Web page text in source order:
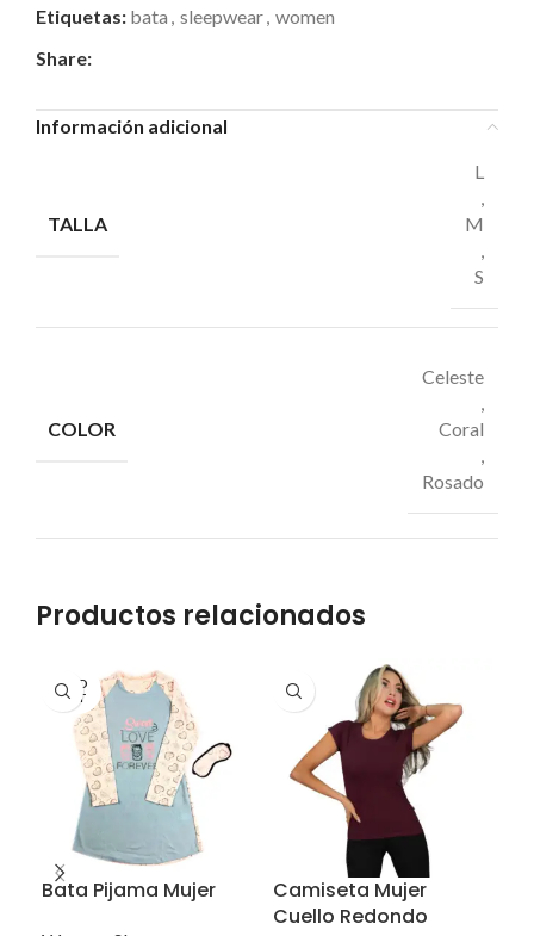
Etiquetas: bata , sleepwear, women
Share:
Información adicional
TALLA
L
,
M
,
S
COLOR
Celeste
,
Coral
,
Rosado
Productos relacionados
SOLD
OUT
Bata Pijama Mujer
Camiseta Mujer
Cuello Redondo